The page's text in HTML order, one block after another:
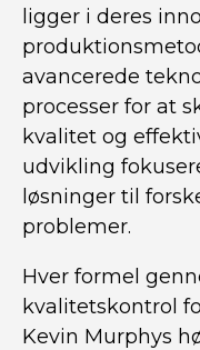
ligger i deres
avancerede
processer for at
kvalitet og
udvikling
løsninger til
problemer.
Hver formel
kvalitetskontrol
Kevin Murphys